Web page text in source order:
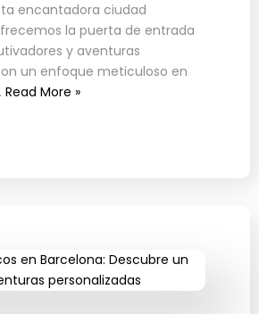
encantadora ciudad
la puerta de entrada
y aventuras
un enfoque meticuloso en
Read More »